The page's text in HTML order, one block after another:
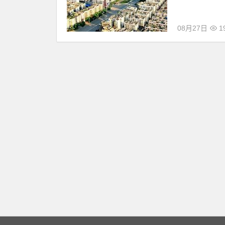
08月27日